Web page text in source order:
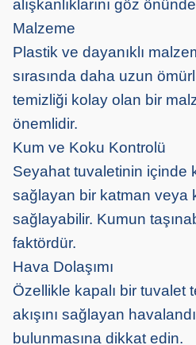
alışkanlıklarını göz
Malzeme
Plastik ve dayanıklı
sırasında daha uzun
temizliği kolay olan bir
önemlidir.
Kum ve Koku Kontrolü
Seyahat tuvaletinin içinde
sağlayan bir katman veya
sağlayabilir. Kumun
faktördür.
Hava Dolaşımı
Özellikle kapalı bir tuvalet
akışını sağlayan
bulunmasına dikkat edin.